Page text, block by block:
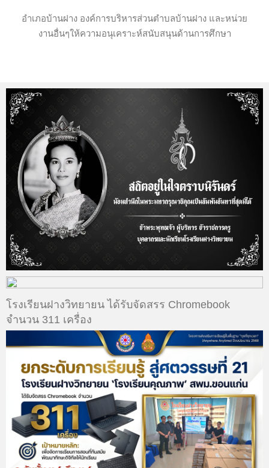
อำเภอบ้านฝาง องค์การบริหารส่วนตำบลบ้านฝาง และหน่วย
งานอื่นๆให้ความอนุเคราะห์สนับสนุนด้านการศึกษา
โรงเรียนฝางวิทยายน ได้รับจัดสรร Chromebook
จำนวน 311 เครื่อง